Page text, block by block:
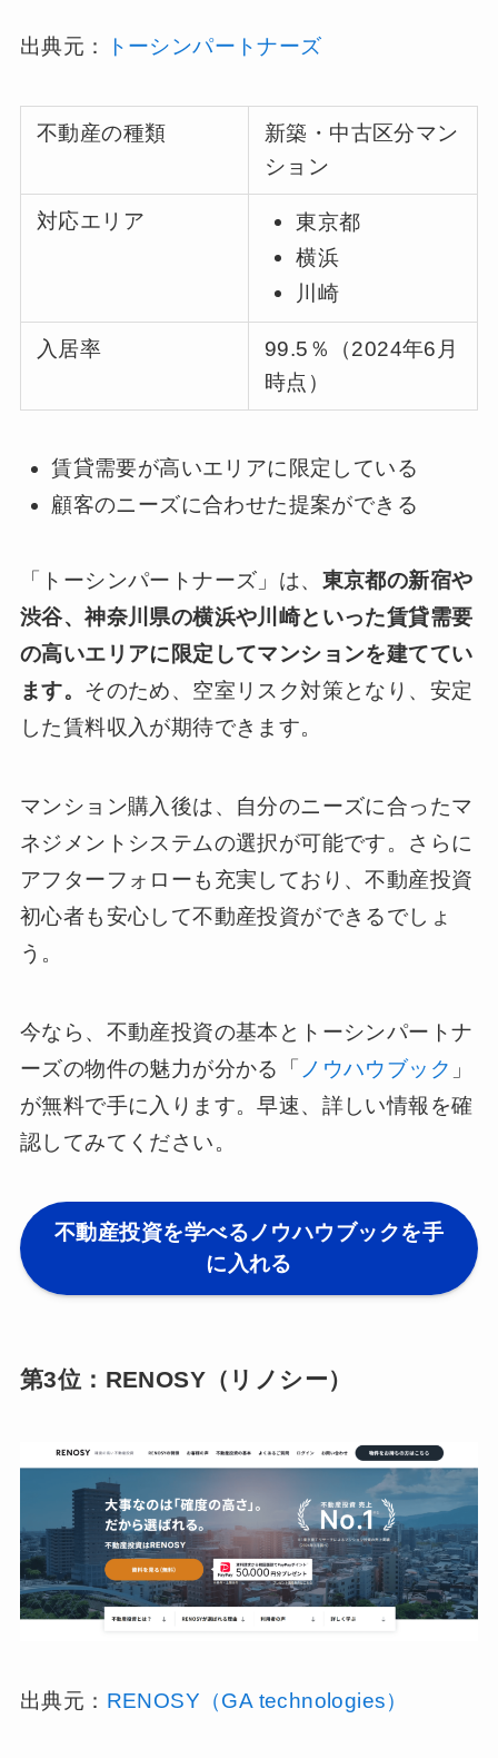
出典元： トーシンパートナーズ
不動産の種類
新築・中古区分マン
ション
対応エリア
東京都
横浜
川崎
入居率
99.5％（2024年6月
時点）
賃貸需要が高いエリアに限定している
顧客のニーズに合わせた提案ができる
「トーシンパートナーズ」は、 東京都の新宿や
渋谷、神奈川県の横浜や川崎といった賃貸需要
の高いエリアに限定してマンションを建ててい
ます。 そのため、空室リスク対策となり、安定
した賃料収入が期待できます。
マンション購入後は、自分のニーズに合ったマ
ネジメントシステムの選択が可能です。さらに
アフターフォローも充実しており、不動産投資
初心者も安心して不動産投資ができるでしょ
う。
今なら、不動産投資の基本とトーシンパートナ
ーズの物件の魅力が分かる「 ノウハウブック 」
が無料で手に入ります。早速、詳しい情報を確
認してみてください。
不動産投資を学べるノウハウブックを手
に入れる
第3位：RENOSY（リノシー）
出典元： RENOSY（GA technologies）